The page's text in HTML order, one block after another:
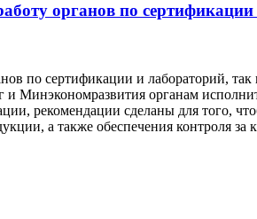
органов по
по сертификации и лабораторий,
Минэкономразвития органам
рекомендации сделаны для того,
а также обеспечения контроля